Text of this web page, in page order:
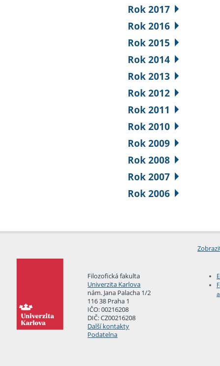
Rok 2017
Rok 2016
Rok 2015
Rok 2014
Rok 2013
Rok 2012
Rok 2011
Rok 2010
Rok 2009
Rok 2008
Rok 2007
Rok 2006
Filozofická fakulta
Univerzita Karlova
nám. Jana Palacha 1/2
116 38 Praha 1
IČO: 00216208
DIČ: CZ00216208
Další kontakty
Podatelna